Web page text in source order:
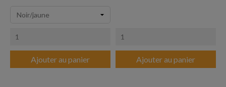
Ajouter au panier Ajouter au panier